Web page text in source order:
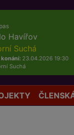
Havířov
Suchá
konání:23.04.2026 19:30
Suchá